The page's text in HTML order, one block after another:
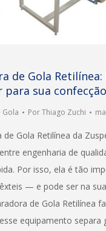
de Gola Retilínea:
sua
Gola PorThiago Zuchi
de Gola Retilínea da
engenharia de
Por isso, ela é tão
— e pode ser na
de Gola Retilínea
equipamento separa